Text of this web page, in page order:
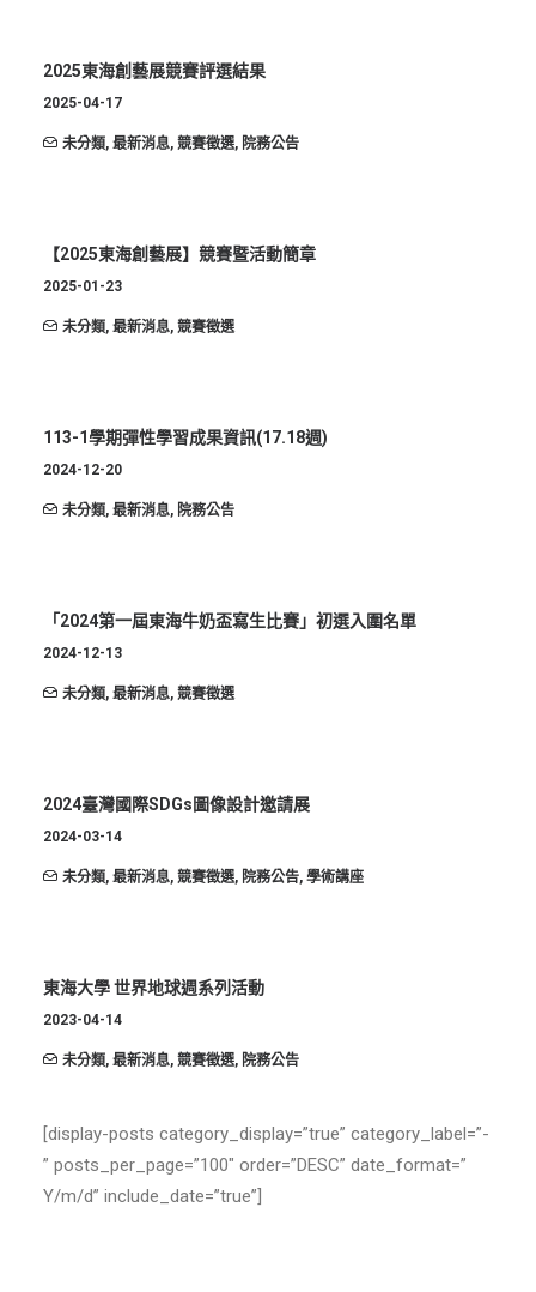
2025東海創藝展競賽評選結果
2025-04-17
未分類, 最新消息, 競賽徵選, 院務公告
【2025東海創藝展】競賽暨活動簡章
2025-01-23
未分類, 最新消息, 競賽徵選
113-1學期彈性學習成果資訊(17.18週)
2024-12-20
未分類, 最新消息, 院務公告
「2024第一屆東海牛奶盃寫生比賽」初選入圍名單
2024-12-13
未分類, 最新消息, 競賽徵選
2024臺灣國際SDGs圖像設計邀請展
2024-03-14
未分類, 最新消息, 競賽徵選, 院務公告, 學術講座
東海大學 世界地球週系列活動
2023-04-14
未分類, 最新消息, 競賽徵選, 院務公告
[display-posts category_display=”true” category_label=”-
” posts_per_page=”100″ order=”DESC” date_format=”
Y/m/d” include_date=”true”]